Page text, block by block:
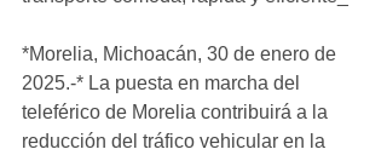
*Morelia, Michoacán, 30 de enero de
2025.-* La puesta en marcha del
teleférico de Morelia contribuirá a la
reducción del tráfico vehicular en la